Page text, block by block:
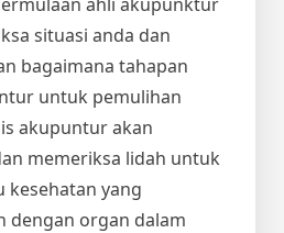
situasi anda dan
bagaimana tahapan
untuk pemulihan
akupuntur akan
memeriksa lidah untuk
kesehatan yang
dengan organ dalam